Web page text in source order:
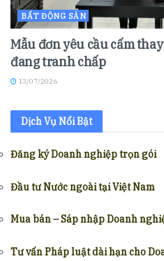
BẤT ĐỘNG SẢN
Mẫu đơn yêu cầu cấm
đang tranh chấp
13/07/2026
Dịch Vụ Nổi Bật
Đăng ký Doanh nghiệp trọn gói
Đầu tư Nước ngoài tại Việt Nam
Mua bán – Sáp nhập Doanh
Tư vấn Pháp luật dài hạn cho